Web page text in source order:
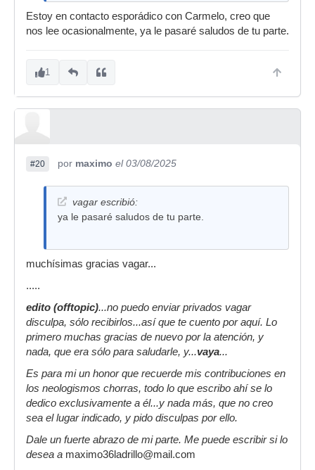
Estoy en contacto esporádico con Carmelo, creo que
nos lee ocasionalmente, ya le pasaré saludos de tu parte.
1
#20 por maximo el 03/08/2025
vagar escribió:
ya le pasaré saludos de tu parte.
muchísimas gracias vagar...
.....
edito (offtopic)...no puedo enviar privados vagar
disculpa, sólo recibirlos...así que te cuento por aquí. Lo
primero muchas gracias de nuevo por la atención, y
nada, que era sólo para saludarle, y...vaya...
Es para mi un honor que recuerde mis contribuciones en
los neologismos chorras, todo lo que escribo ahí se lo
dedico exclusivamente a él...y nada más, que no creo
sea el lugar indicado, y pido disculpas por ello.
Dale un fuerte abrazo de mi parte. Me puede escribir si lo
desea a maximo36ladrillo@mail.com